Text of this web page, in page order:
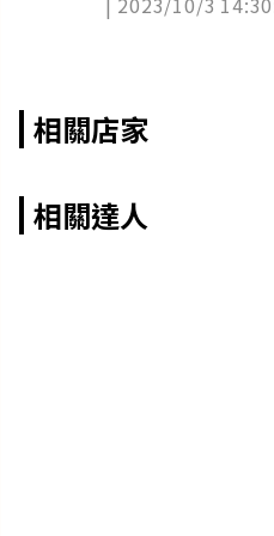
相關店家
相關達人